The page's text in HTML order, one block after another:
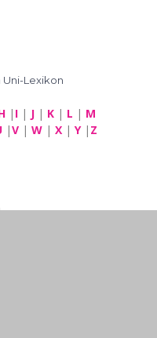
Lexikon
| I | J | K | L | M
|V| W| X| Y| Z